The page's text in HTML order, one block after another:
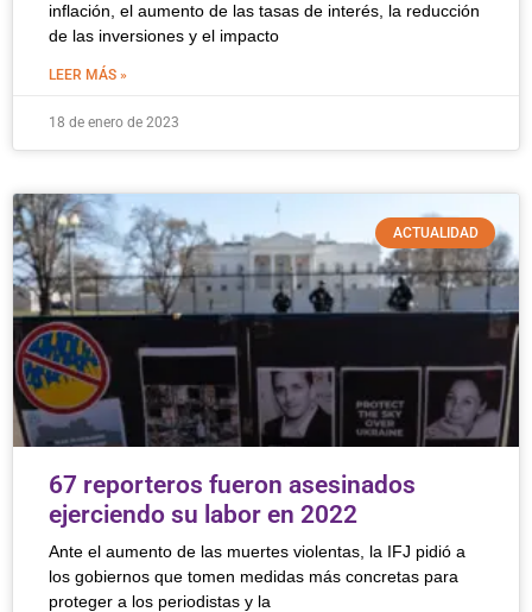
inflación, el aumento de las tasas de interés, la reducción
de las inversiones y el impacto
LEER MÁS »
18 de enero de 2023
ACTUALIDAD
67 reporteros fueron asesinados
ejerciendo su labor en 2022
Ante el aumento de las muertes violentas, la IFJ pidió a
los gobiernos que tomen medidas más concretas para
proteger a los periodistas y la